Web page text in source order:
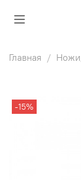
Главная
-15%